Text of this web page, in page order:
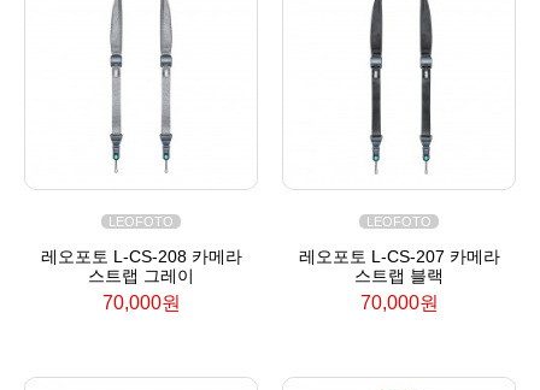
LEOFOTO
레오포토 L-CS-208 카메라
스트랩 그레이
70,000원
LEOFOTO
레오포토 L-CS-207 카메라
스트랩 블랙
70,000원